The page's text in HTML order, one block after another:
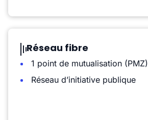
Réseau fibre
1 point de mutualisation (PMZ)
Réseau d’initiative publique